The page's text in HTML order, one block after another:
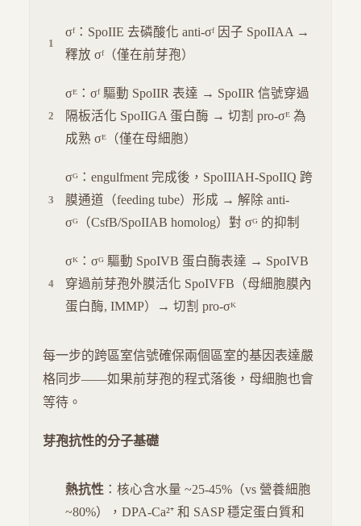
σᶠ：SpoIIE 去磷酸化 anti-σᶠ 因子 SpoIIAA →
釋放 σᶠ（僅在前芽孢）
σᴱ：σᶠ 驅動 SpoIIR 表達 → SpoIIR 信號穿過
隔板活化 SpoIIGA 蛋白酶 → 切割 pro-σᴱ 為
成熟 σᴱ（僅在母細胞）
σᴳ：engulfment 完成後，SpoIIIAH-SpoIIQ 跨
膜通道（feeding tube）形成 → 解除 anti-
σᴳ（CsfB/SpoIIAB homolog）對 σᴳ 的抑制
σᴷ：σᴳ 驅動 SpoIVB 蛋白酶表達 → SpoIVB
穿過前芽孢外膜活化 SpoIVFB（母細胞膜內
蛋白酶, IMMP）→ 切割 pro-σᴷ
每一步的跨區室信號確保兩個區室的基因表達嚴
格同步——如果前芽孢的程式落後，母細胞也會
等待。
芽孢抗性的分子基礎
熱抗性 ：核心含水量 ~25-45%（vs 營養細胞
~80%），DPA-Ca²⁺ 和 SASP 穩定蛋白質和